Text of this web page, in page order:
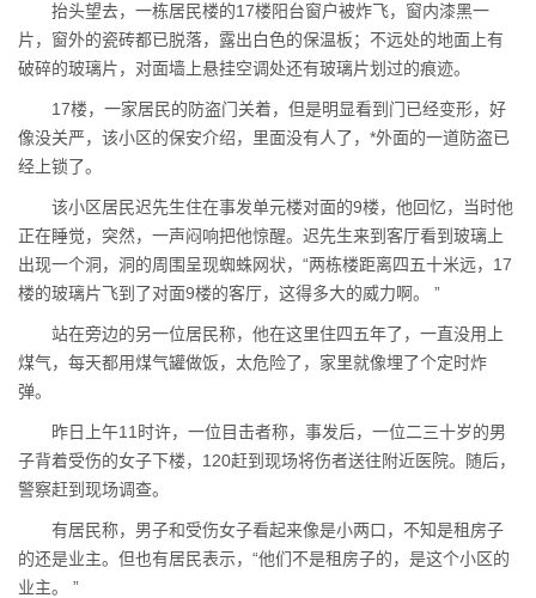
抬头望去，一栋居民楼的17楼阳台窗户被炸飞，窗内漆黑一
片，窗外的瓷砖都已脱落，露出白色的保温板；不远处的地面上有
破碎的玻璃片，对面墙上悬挂空调处还有玻璃片划过的痕迹。
17楼，一家居民的防盗门关着，但是明显看到门已经变形，好
像没关严，该小区的保安介绍，里面没有人了，*外面的一道防盗已
经上锁了。
该小区居民迟先生住在事发单元楼对面的9楼，他回忆，当时他
正在睡觉，突然，一声闷响把他惊醒。迟先生来到客厅看到玻璃上
出现一个洞，洞的周围呈现蜘蛛网状，“两栋楼距离四五十米远，17
楼的玻璃片飞到了对面9楼的客厅，这得多大的威力啊。 ”
站在旁边的另一位居民称，他在这里住四五年了，一直没用上
煤气，每天都用煤气罐做饭，太危险了，家里就像埋了个定时炸
弹。
昨日上午11时许，一位目击者称，事发后，一位二三十岁的男
子背着受伤的女子下楼，120赶到现场将伤者送往附近医院。随后，
警察赶到现场调查。
有居民称，男子和受伤女子看起来像是小两口，不知是租房子
的还是业主。但也有居民表示，“他们不是租房子的，是这个小区的
业主。 ”